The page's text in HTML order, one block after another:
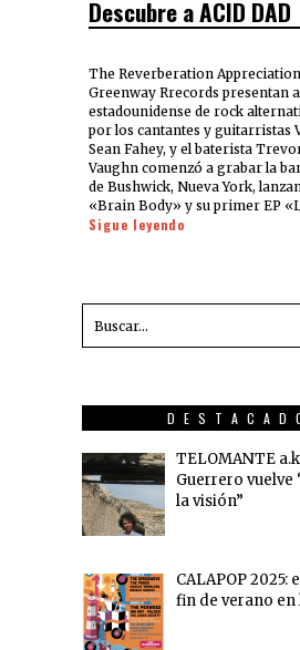
Descubre a ACID DAD
The Reverberation
Greenway Rrecords presentan
estadounidense de rock
por los cantantes y guitarristas
Sean Fahey, y el baterista
Vaughn comenzó a grabar la
de Bushwick, Nueva York,
«Brain Body» y su primer EP
Sigue leyendo
TELOMANTE
Guerrero vuelve
la visión”
CALAPOP 2025:
fin de verano en